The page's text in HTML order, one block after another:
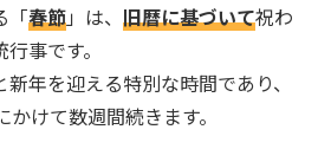
「春節」は、 旧暦に基づいて祝わ
事です。
年を迎える特別な時間であり、
かけて数週間続きます。